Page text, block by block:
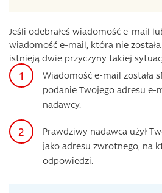
Jeśli odebrałeś wiadomość e-mail
wiadomość e-mail, która nie
istnieją dwie przyczyny takiej
Wiadomość e-mail została
podanie Twojego adresu e-
nadawcy.
Prawdziwy nadawca użył
jako adresu zwrotnego, na
odpowiedzi.